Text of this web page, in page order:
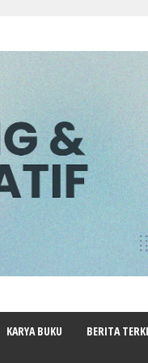
KARYA BUKU BERITA